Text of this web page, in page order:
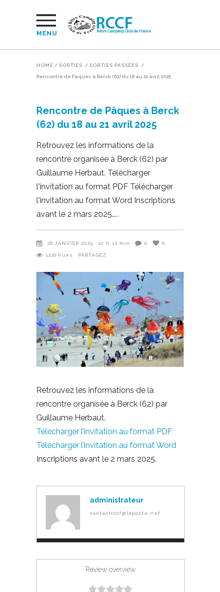
MENU
HOME / SORTIES / SORTIES PASSÉES /
Rencontre de Pâques à Berck (62) du 18 au 21 avril 2025
Rencontre de Pâques à Berck
(62) du 18 au 21 avril 2025
Retrouvez les informations de la
rencontre organisée à Berck (62) par
Guillaume Herbaut. Télécharger
l'invitation au format PDF Télécharger
l'invitation au format Word Inscriptions
avant le 2 mars 2025.
26 JANVIER 2025 10 h 12 min 0 0
1216 Vues PARTAGEZ
Retrouvez les informations de la
rencontre organisée à Berck (62) par
Guillaume Herbaut.
Télécharger l’invitation au format PDF
Télécharger l’invitation au format Word
Inscriptions avant le 2 mars 2025.
administrateur
contactrccf@laposte.net
Review overview